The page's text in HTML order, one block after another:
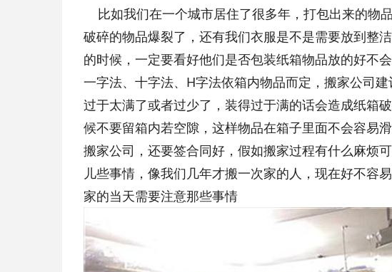
比如我们在一个城市居住了很多年，打包出来的物
破碎的物品爆裂了，还有我们衣服是不是需要放到整
的时候，一定要看好他们是否包装纸箱物品放的好不
一字法、十字法、H字法依箱内物品而定，搬家公司
过于太满了或者过少了，装得过于满的话会造成纸箱
候不要留箱内若空隙，这样物品在箱子里面不会容易
搬家公司，还要签合同好，假如搬家过程有什么麻烦
儿些事情，像我们几年才搬一次家的人，现在好不容
家的当天需要注意那些事情